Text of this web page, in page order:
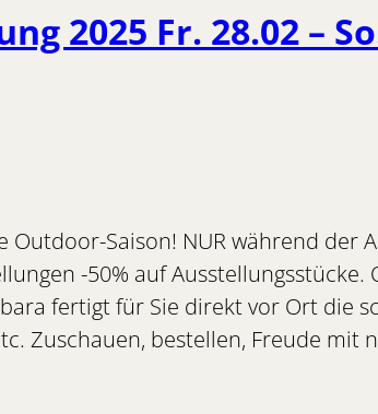
2025 Fr. 28.02 –
Outdoor-Saison! NUR während der
-50% auf Ausstellungsstücke.
fertigt für Sie direkt vor Ort die
Zuschauen, bestellen, Freude mit